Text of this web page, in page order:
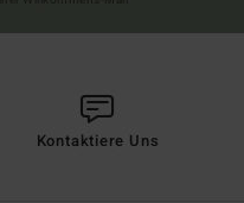
Kontaktiere Uns